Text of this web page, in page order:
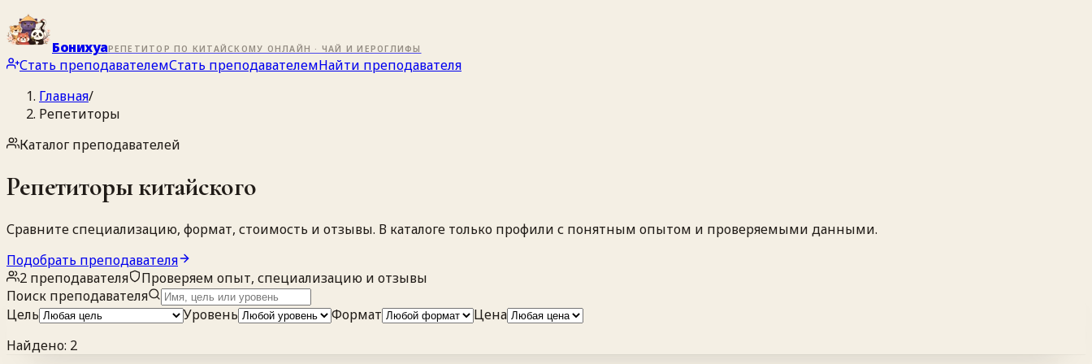
БонихуаРЕПЕТИТОР ПО КИТАЙСКОМУ ОНЛАЙН · ЧАЙ И ИЕРОГЛИФЫ
Стать преподавателемСтать преподавателемНайти преподавателя
Главная/
Репетиторы
Каталог преподавателей
Репетиторыкитайского
Сравните специализацию, формат, стоимость и отзывы. В каталоге только профили с понятным опытом и проверяемыми данными.
Подобрать преподавателя
2 преподавателя
Проверяем опыт, специализацию и отзывы
Поиск преподавателя
Цель
Уровень Формат
Цена
Найдено: 2